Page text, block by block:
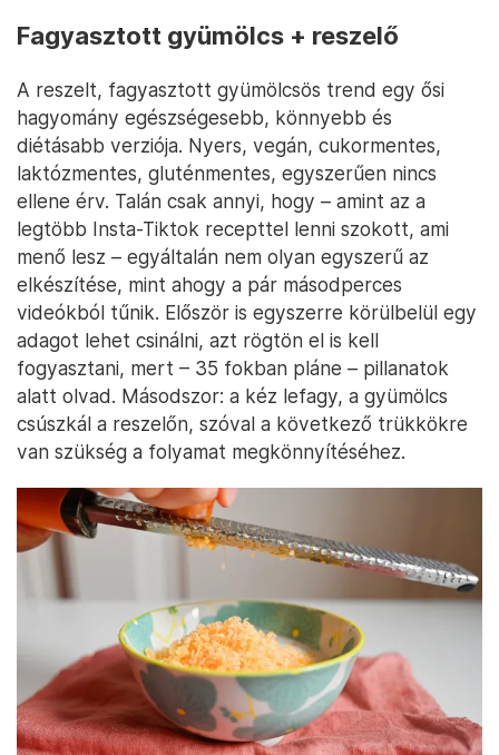
Fagyasztott gyümölcs + reszelő
A reszelt, fagyasztott gyümölcsös trend egy ősi
hagyomány egészségesebb, könnyebb és
diétásabb verziója. Nyers, vegán, cukormentes,
laktózmentes, gluténmentes, egyszerűen nincs
ellene érv. Talán csak annyi, hogy – amint az a
legtöbb Insta-Tiktok recepttel lenni szokott, ami
menő lesz – egyáltalán nem olyan egyszerű az
elkészítése, mint ahogy a pár másodperces
videókból tűnik. Először is egyszerre körülbelül egy
adagot lehet csinálni, azt rögtön el is kell
fogyasztani, mert – 35 fokban pláne – pillanatok
alatt olvad. Másodszor: a kéz lefagy, a gyümölcs
csúszkál a reszelőn, szóval a következő trükkökre
van szükség a folyamat megkönnyítéséhez.